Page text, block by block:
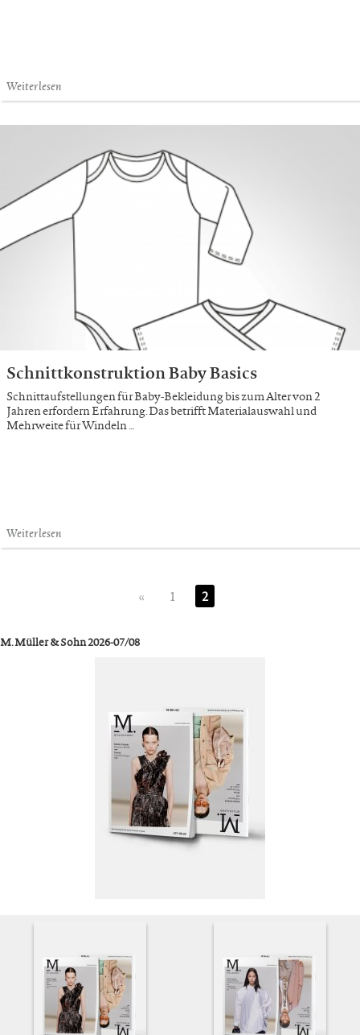
Weiterlesen
Schnittkonstruktion Baby Basics
Schnittaufstellungen für Baby-Bekleidung bis zum Alter von 2
Jahren erfordern Erfahrung. Das betrifft Materialauswahl und
Mehrweite für Windeln …
Weiterlesen
« 1 2
M. Müller & Sohn 2026-07/08